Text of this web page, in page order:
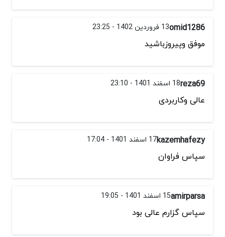
omid128613 فروردین 1402 - 23:25
موفق وپیروزباشید
reza6918 اسفند 1401 - 23:10
عالی وکاربردی
kazemhafezy17 اسفند 1401 - 17:04
سپاس فراوان
amirparsa15 اسفند 1401 - 19:05
سپاس گزارم عالی بود